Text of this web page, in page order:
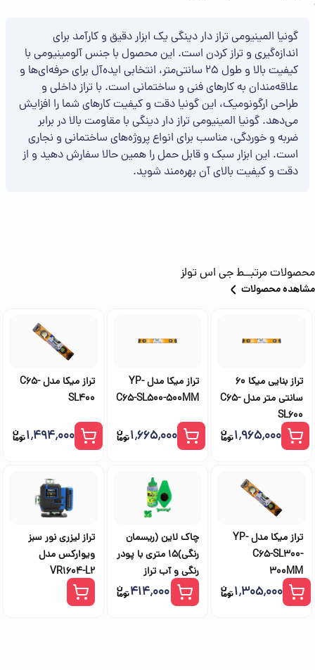
گونیا المینیومی تراز دار دینگی یک ابزار دقیق و کارآمد برای
اندازه‌گیری و تراز کردن است. این محصول با جنس آلومینیومی با
کیفیت بالا و طول 25 سانتی‌متر، انتخابی ایده‌آل برای حرفه‌ای‌ها و
علاقه‌مندان به کارهای فنی و ساختمانی است. با تراز داخلی و
طراحی ارگونومیک، این گونیا دقت و کیفیت کارهای شما را افزایش
می‌دهد. گونیا المینیومی تراز دار دینگی با مقاومت بالا در برابر
ضربه و خوردگی، مناسب برای انواع پروژه‌های ساختمانی و نجاری
است. این ابزار سبک و قابل حمل را همین حالا سفارش دهید و از
دقت و کیفیت بالای آن بهره‌مند شوید.
محصولات مرتبــطجی اس تولز
مشاهده محصولات
تراز بنایی میکا 60
سانتی متر مدل C65-
SL600
۱٬۹۶۵٬۰۰۰
تراز میکا مدل YP-
C65-SL500-500MM
۱٬۶۶۵٬۰۰۰
تراز میکا مدل C65-
SL400
۱٬۴۹۴٬۰۰۰
تراز میکا مدل YP-
C65-SL300-
300MM
۱٬۳۰۵٬۰۰۰
چاک لاین (ریسمان
رنگی)۱۵ متری با پودر
رنگی و آب تراز
۴۱۴٬۰۰۰
تراز لیزری نور سبز
ویوارکس مدل
VR1604-L2